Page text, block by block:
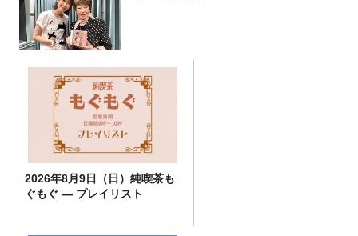
2026年8月9日（日）純喫茶も
ぐもぐ ― プレイリスト